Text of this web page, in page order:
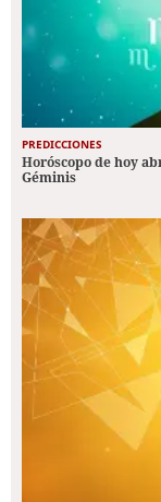
PREDICCIONES
Horóscopo de hoy
Géminis